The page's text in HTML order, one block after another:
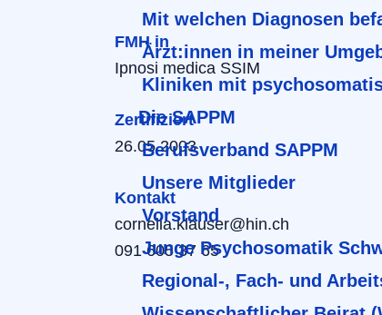
Mit welchen Diagnosen
Ärzt:innen in meiner
Kliniken mit
Die SAPPM
Berufsverband SAPPM
Unsere Mitglieder
Vorstand
Junge Psychosomatik
Regional-, Fach- und
FMH in
Ipnosi medica SSIM
Zertifiziert
26.05.2003
Kontakt
cornelia.klauser@hin.ch
091 605 37 65